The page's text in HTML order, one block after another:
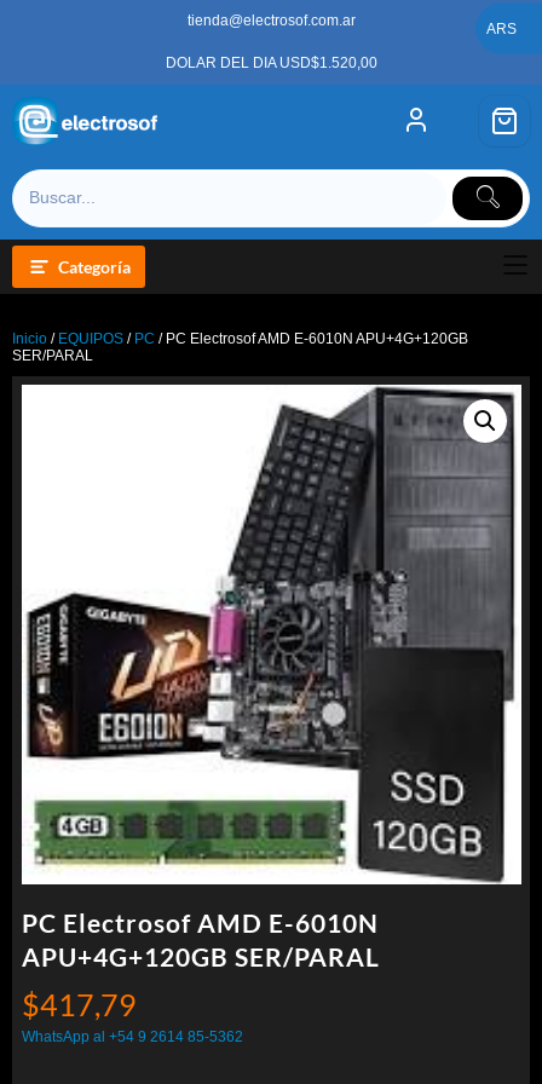
tienda@electrosof.com.ar
DOLAR DEL DIA USD$1.520,00
Categoría
Inicio / EQUIPOS / PC / PC Electrosof AMD E-6010N APU+4G+120GB
SER/PARAL
PC Electrosof AMD E-6010N
APU+4G+120GB SER/PARAL
$417,79
WhatsApp al +54 9 2614 85-5362
ARS